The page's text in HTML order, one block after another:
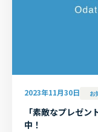
2023年11月30日 お
「素敵なプレゼ
中！